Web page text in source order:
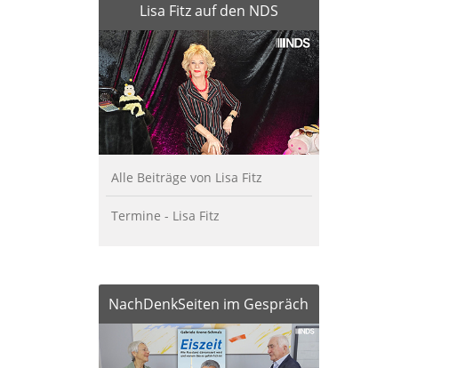
Lisa Fitz auf den NDS
Alle Beiträge von Lisa Fitz
Termine - Lisa Fitz
NachDenkSeiten im Gespräch